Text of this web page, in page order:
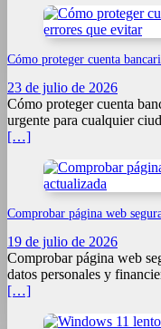
Cómo proteger cuenta
23 de julio de 2026
Cómo proteger cuenta
urgente para cualquier
[…]
Comprobar página web
19 de julio de 2026
Comprobar página web
datos personales y
[…]